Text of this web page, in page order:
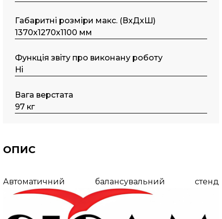
Габаритні розміри макс. (ВxДxШ)
1370x1270x1100 мм
Функція звіту про виконану роботу
Ні
Вага верстата
97 кг
ОПИС
Автоматичний балансувальний стенд